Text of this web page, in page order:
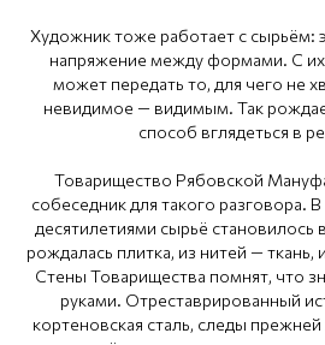
Художник тоже работает с сырьём:
напряжение между формами. С
может передать то, для чего не
невидимое — видимым. Так
способ вглядеться в
Товарищество Рябовской
собеседник для такого разговора.
десятилетиями сырьё становилось
рождалась плитка, из нитей — ткань,
Стены Товарищества помнят, что
руками. Отреставрированный
кортеновская сталь, следы